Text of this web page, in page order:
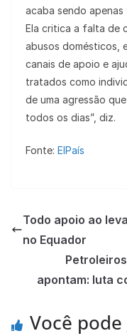
acaba sendo
Ela critica a falta de
abusos domésticos,
canais de apoio e
tratados como
de uma agressão
todos os dias”, diz.
Fonte: ElPaís
Todo apoio ao
no Equador
apontam: luta
Você